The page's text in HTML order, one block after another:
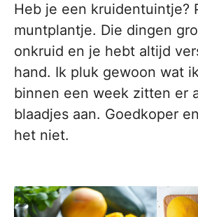
Heb je een kruidentuintje?
muntplantje. Die dingen
onkruid en je hebt altijd
hand. Ik pluk gewoon wat
binnen een week zitten er
blaadjes aan. Goedkoper
het niet.